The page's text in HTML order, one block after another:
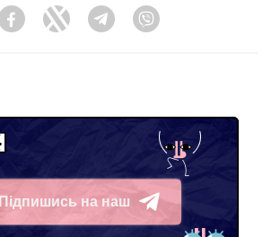
FacebookTwitter Telegram
Підпишись на наш
Telegram